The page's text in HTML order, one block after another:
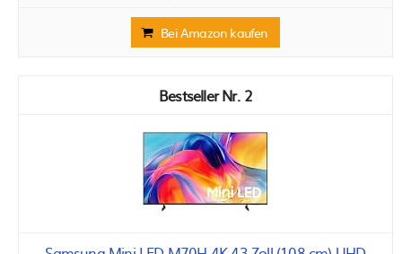
Bei Amazon kaufen
2